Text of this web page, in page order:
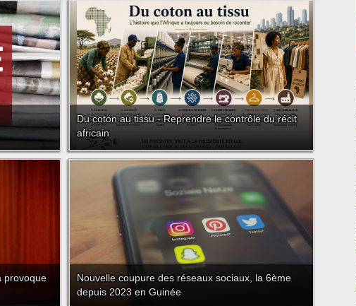
Du coton au tissu - Reprendre le contrôle du récit
africain
provoque
Nouvelle coupure des réseaux sociaux, la 6ème
depuis 2023 en Guinée